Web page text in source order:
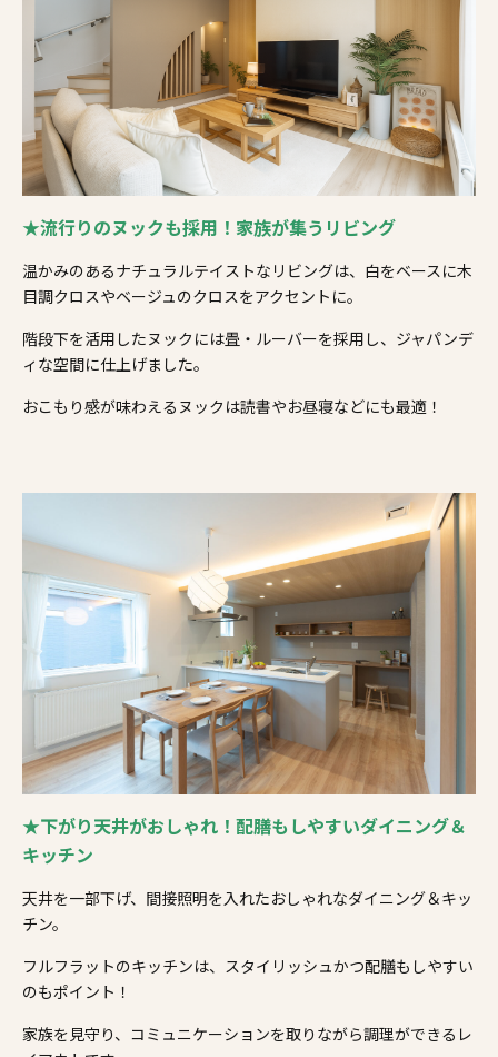
★流行りのヌックも採用！家族が集うリビング
温かみのあるナチュラルテイストなリビングは、白をベースに木
目調クロスやベージュのクロスをアクセントに。
階段下を活用したヌックには畳・ルーバーを採用し、ジャパンデ
ィな空間に仕上げました。
おこもり感が味わえるヌックは読書やお昼寝などにも最適！
★下がり天井がおしゃれ！配膳もしやすいダイニング＆
キッチン
天井を一部下げ、間接照明を入れたおしゃれなダイニング＆キッ
チン。
フルフラットのキッチンは、スタイリッシュかつ配膳もしやすい
のもポイント！
家族を見守り、コミュニケーションを取りながら調理ができるレ